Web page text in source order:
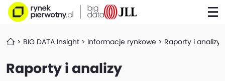
BIG DATA Insight Informacje rynkowe Raporty i analizy
Raporty i analizy